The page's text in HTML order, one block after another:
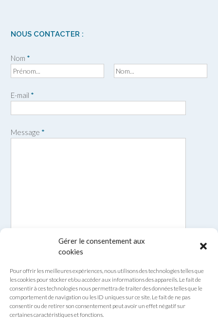
Gérer le consentement aux
cookies
Pour offrir les meilleures expériences, nous utilisons des technologies telles que
les cookies pour stocker et/ou accéder aux informations des appareils. Le fait de
consentir à ces technologies nous permettra de traiter des données telles que le
comportement de navigation ou les ID uniques sur ce site. Le fait de ne pas
consentir ou de retirer son consentement peut avoir un effet négatif sur
certaines caractéristiques et fonctions.
NOUS CONTACTER :
Nom *
é
E-mail *
Message *